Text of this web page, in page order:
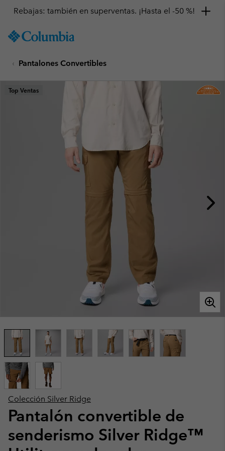
TO
SKIP
MAIN
NAV
Rebajas: también en superventas. ¡Hasta el -50 %!
Pantalones Convertibles
Colección Silver Ridge
Pantalón convertible de
senderismo Silver Ridge™
Top Ventas